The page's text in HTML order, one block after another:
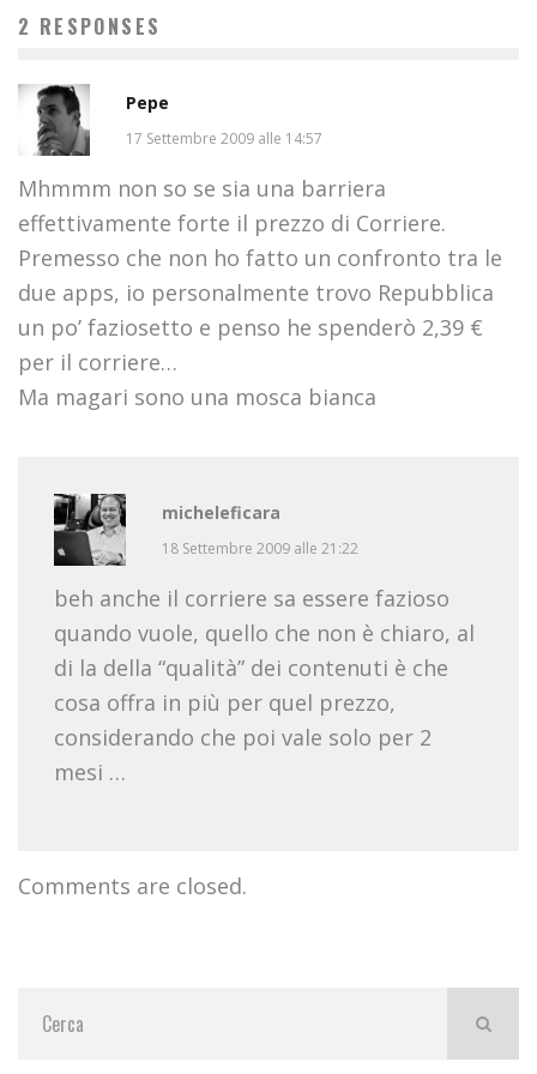
micheleficara
2 RESPONSES
Pepe
17 Settembre 2009 alle 14:57
Mhmmm non so se sia una barriera
effettivamente forte il prezzo di Corriere.
Premesso che non ho fatto un confronto tra le
due apps, io personalmente trovo Repubblica
un po’ faziosetto e penso he spenderò 2,39 €
per il corriere…
Ma magari sono una mosca bianca
micheleficara
18 Settembre 2009 alle 21:22
beh anche il corriere sa essere fazioso
quando vuole, quello che non è chiaro, al
di la della “qualità” dei contenuti è che
cosa offra in più per quel prezzo,
considerando che poi vale solo per 2
mesi …
Comments are closed.